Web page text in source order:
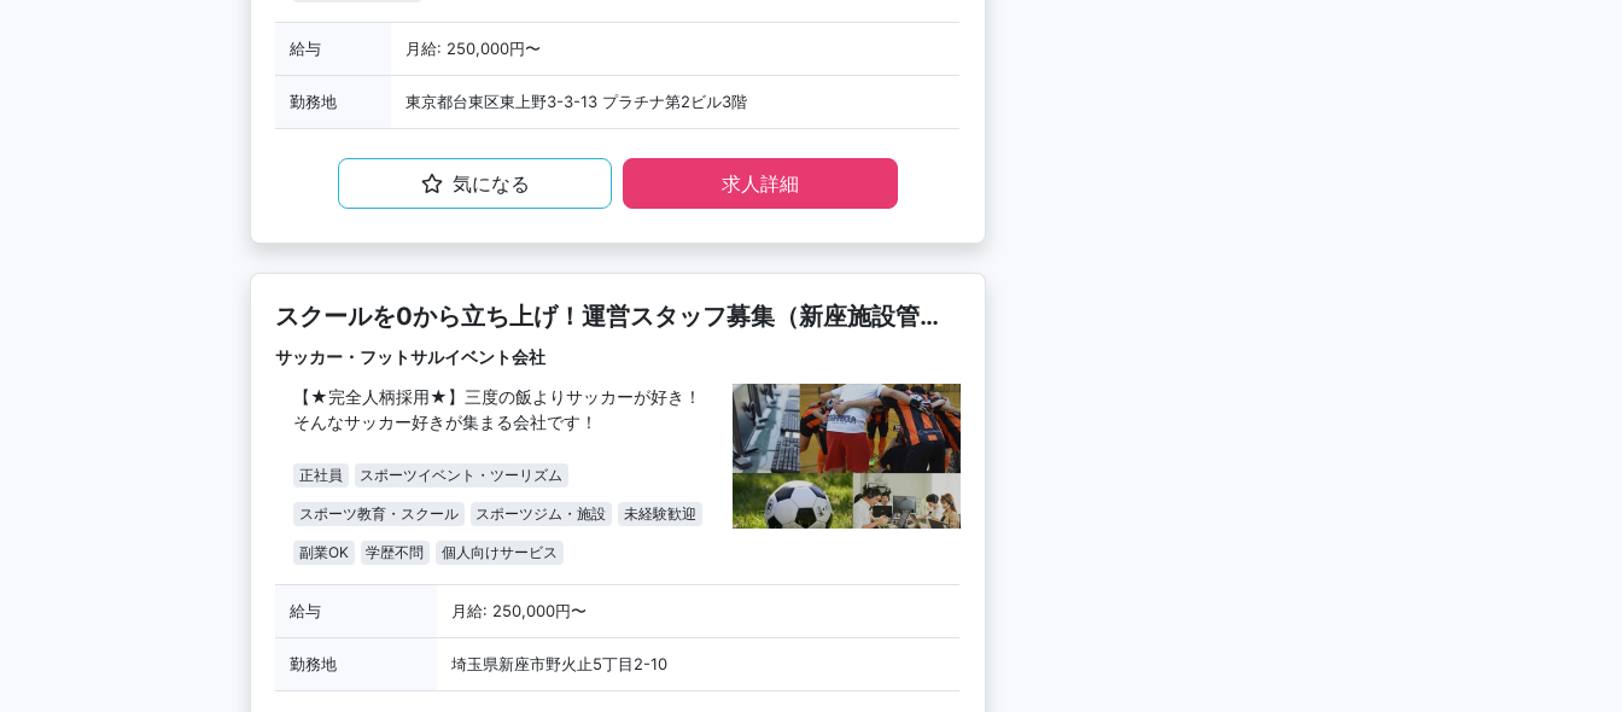
給与 月給: 250,000円〜
勤務地 東京都台東区東上野3-3-13 プラチナ第2ビル3階
気になる 求人詳細
スクールを0から立ち上げ！運営スタッフ募集（新座施設管理
も兼任歓迎）
サッカー・フットサルイベント会社
【★完全人柄採用★】三度の飯よりサッカーが好き！
そんなサッカー好きが集まる会社です！
正社員 スポーツイベント・ツーリズム
スポーツ教育・スクール スポーツジム・施設 未経験歓迎
副業OK 学歴不問 個人向けサービス
給与 月給: 250,000円〜
勤務地 埼玉県新座市野火止5丁目2-10